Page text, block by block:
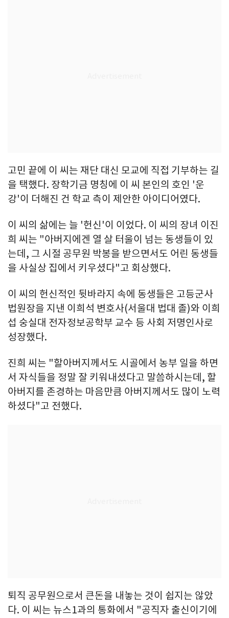
고민 끝에 이 씨는 재단 대신 모교에 직접 기부하는 길
을 택했다. 장학기금 명칭에 이 씨 본인의 호인 '운
강'이 더해진 건 학교 측이 제안한 아이디어였다.
이 씨의 삶에는 늘 '헌신'이 이었다. 이 씨의 장녀 이진
희 씨는 "아버지에겐 열 살 터울이 넘는 동생들이 있
는데, 그 시절 공무원 박봉을 받으면서도 어린 동생들
을 사실상 집에서 키우셨다"고 회상했다.
이 씨의 헌신적인 뒷바라지 속에 동생들은 고등군사
법원장을 지낸 이희석 변호사(서울대 법대 졸)와 이희
섭 숭실대 전자정보공학부 교수 등 사회 저명인사로
성장했다.
진희 씨는 "할아버지께서도 시골에서 농부 일을 하면
서 자식들을 정말 잘 키워내셨다고 말씀하시는데, 할
아버지를 존경하는 마음만큼 아버지께서도 많이 노력
하셨다"고 전했다.
퇴직 공무원으로서 큰돈을 내놓는 것이 쉽지는 않았
다. 이 씨는 뉴스1과의 통화에서 "공직자 출신이기에